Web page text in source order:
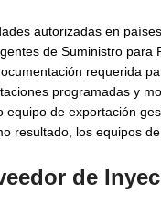
autorizadas en
de Suministro para
requerida
programadas y
equipo de exportación
resultado, los equipos
de